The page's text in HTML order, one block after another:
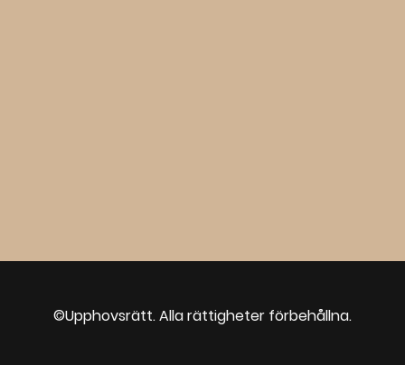
©Upphovsrätt. Alla rättigheter förbehållna.